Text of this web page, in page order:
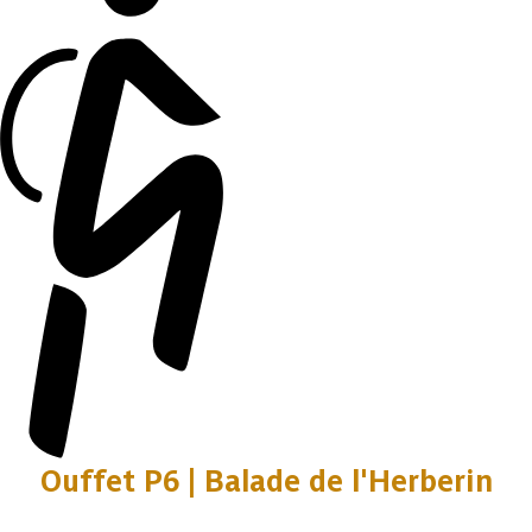
Ouffet P6 | Balade de l'Herberin